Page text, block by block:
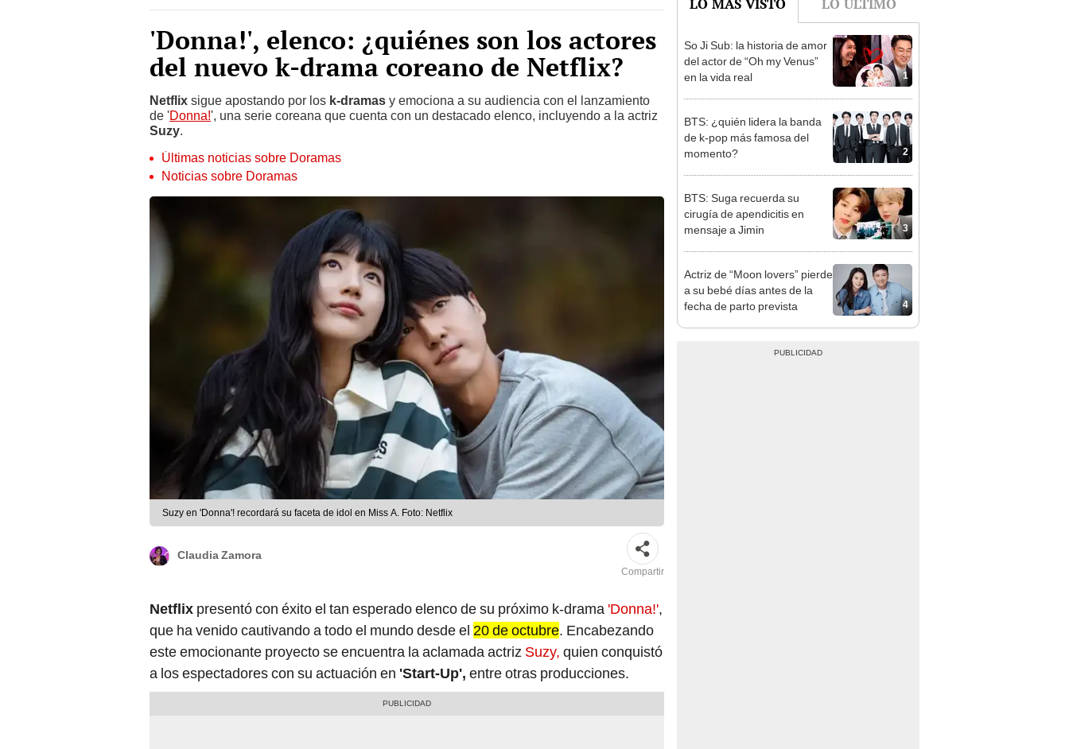
'Donna!', elenco: ¿quiénes son los actores
del nuevo k-drama coreano de Netflix?
de 'Donna!', una serie coreana que cuenta con un destacado elenco, incluyendo a la actriz
Suzy.
Últimas noticias sobre Doramas
Noticias sobre Doramas
Suzy en 'Donna'! recordará su faceta de idol en Miss A. Foto: Netflix
Compartir
que ha venido cautivando a todo el mundo desde el20 de octubre. Encabezando
este emocionante proyecto se encuentra la aclamada actrizSuzy,quien conquistó
a los espectadores con su actuación en'Start-Up',entre otras producciones.
1
del actor de “Oh my Venus”
en la vida real
de k-pop más famosa del
momento?
3
cirugía de apendicitis en
mensaje a Jimin
4
a su bebé días antes de la
fecha de parto prevista